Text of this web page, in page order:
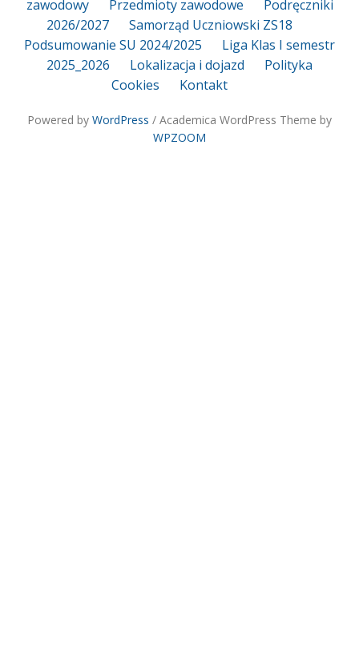
zawodowy Przedmioty zawodowe
Podręczniki
2026/2027
Samorząd Uczniowski ZS18
Podsumowanie SU 2024/2025
Liga Klas I semestr
2025_2026
Lokalizacja i dojazd
Polityka
Cookies
Kontakt
Powered by WordPress / Academica WordPress Theme by
WPZOOM